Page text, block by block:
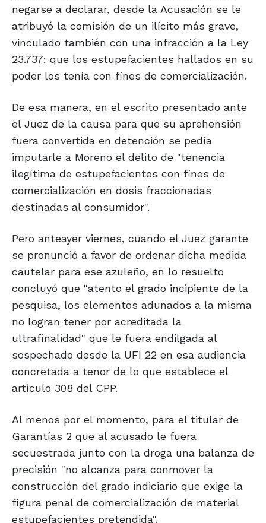
negarse a declarar, desde la Acusación se le
atribuyó la comisión de un ilícito más grave,
vinculado también con una infracción a la Ley
23.737: que los estupefacientes hallados en su
poder los tenía con fines de comercialización.
De esa manera, en el escrito presentado ante
el Juez de la causa para que su aprehensión
fuera convertida en detención se pedía
imputarle a Moreno el delito de "tenencia
ilegítima de estupefacientes con fines de
comercialización en dosis fraccionadas
destinadas al consumidor".
Pero anteayer viernes, cuando el Juez garante
se pronunció a favor de ordenar dicha medida
cautelar para ese azuleño, en lo resuelto
concluyó que "atento el grado incipiente de la
pesquisa, los elementos adunados a la misma
no logran tener por acreditada la
ultrafinalidad" que le fuera endilgada al
sospechado desde la UFI 22 en esa audiencia
concretada a tenor de lo que establece el
artículo 308 del CPP.
Al menos por el momento, para el titular de
Garantías 2 que al acusado le fuera
secuestrada junto con la droga una balanza de
precisión "no alcanza para conmover la
construcción del grado indiciario que exige la
figura penal de comercialización de material
estupefacientes pretendida".